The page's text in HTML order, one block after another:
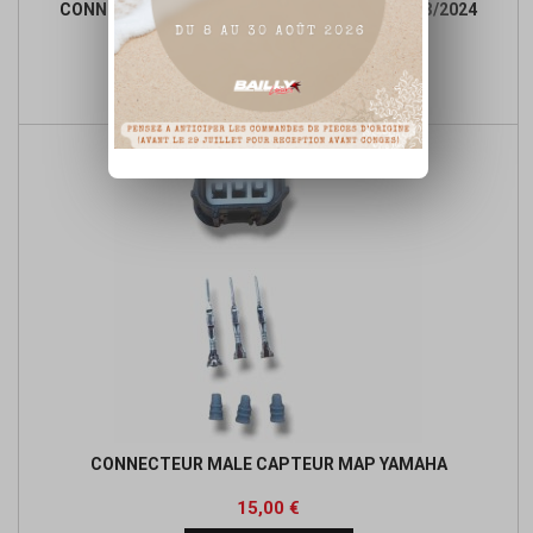
CONNECTEUR DE RÉGULATEUR MALE YZF 2023/2024
 Ajouter au panier
CONNECTEUR MALE CAPTEUR MAP YAMAHA
Prix
15,00 €